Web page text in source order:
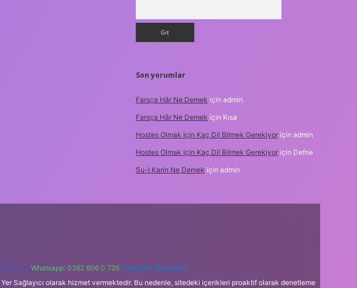
Son yorumlar
Farsça Hâr Ne Demek için admin
Farsça Hâr Ne Demek için Kısa
Hostes Olmak Için Kaç Dil Bilmek Gerekiyoriçin admin
Hostes Olmak Için Kaç Dil Bilmek Gerekiyoriçin Defne
Su-I Karin Ne Demek için admin
Whatsapp: 0262 606 0 726 Telegram: @karabul
Sağlayıcı olarak hizmet vermektedir. Bu nedenle, sitedeki içerikleri proaktif olarak denetleme